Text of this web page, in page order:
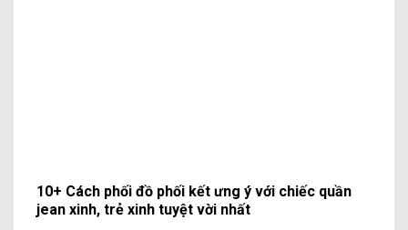
10+ Cách phối đồ phối kết ưng ý với chiếc quần
jean xinh, trẻ xinh tuyệt vời nhất